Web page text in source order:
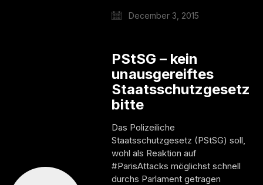
December 3, 2015
PStSG – kein
unausgereiftes
Staatsschutzgesetz
bitte
Das Polizeiliche
Staatsschutzgesetz (PStSG) soll,
wohl als Reaktion auf
#ParisAttacks möglichst schnell
durchs Parlament getragen